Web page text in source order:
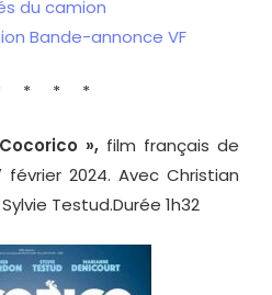
du camion
Bande-annonce VF
* * *
Cocorico », film français de
2024. Avec Christian
Testud.Durée 1h32